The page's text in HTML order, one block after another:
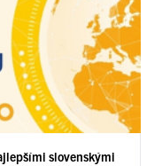
slovenskými